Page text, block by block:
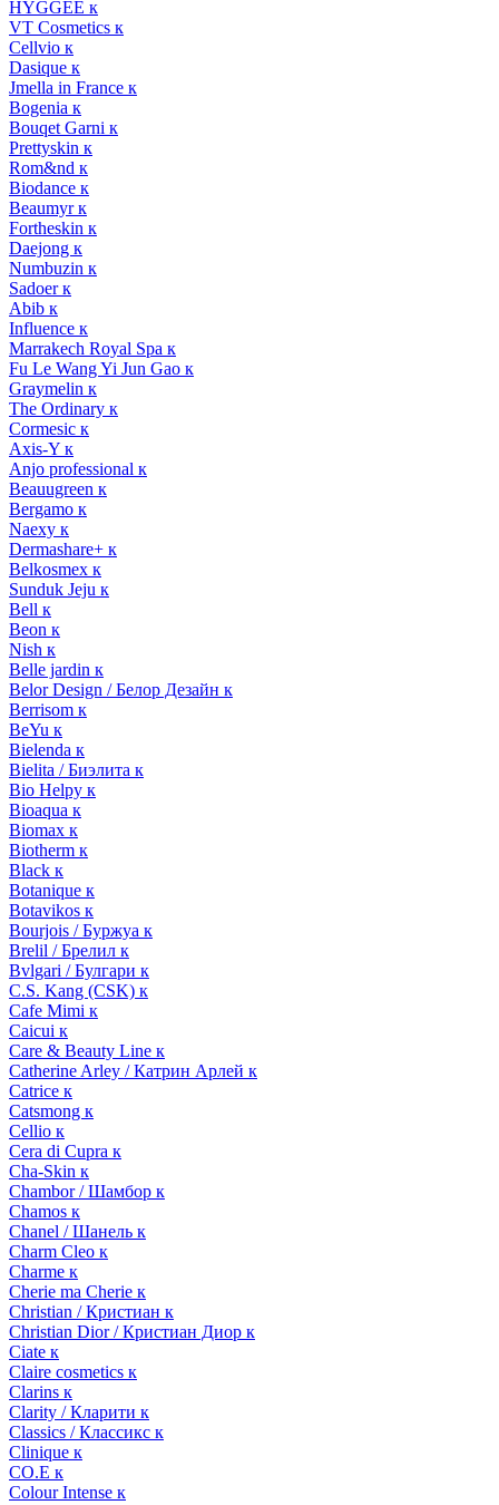
HYGGEE к
VT Cosmetics к
Cellvio к
Dasique к
Jmella in France к
Bogenia к
Bouqet Garni к
Prettyskin к
Rom&nd к
Biodance к
Beaumyr к
Fortheskin к
Daejong к
Numbuzin к
Sadoer к
Abib к
Influence к
Marrakech Royal Spa к
Fu Le Wang Yi Jun Gao к
Graymelin к
The Ordinary к
Cormesic к
Axis-Y к
Anjo professional к
Beauugreen к
Bergamo к
Naexy к
Dermashare+ к
Belkosmex к
Sunduk Jeju к
Bell к
Beon к
Nish к
Belle jardin к
Belor Design / Белор Дезайн к
Berrisom к
BeYu к
Bielenda к
Bielita / Биэлита к
Bio Helpy к
Bioaqua к
Biomax к
Biotherm к
Black к
Botanique к
Botavikos к
Bourjois / Буржуа к
Brelil / Брелил к
Bvlgari / Булгари к
C.S. Kang (CSK) к
Cafe Mimi к
Caicui к
Care & Beauty Line к
Catherine Arley / Катрин Арлей к
Catrice к
Catsmong к
Cellio к
Cera di Cupra к
Cha-Skin к
Chambor / Шамбор к
Chamos к
Chanel / Шанель к
Charm Cleo к
Charme к
Cherie ma Cherie к
Christian / Кристиан к
Christian Dior / Кристиан Диор к
Ciate к
Claire cosmetics к
Clarins к
Clarity / Кларити к
Classics / Классикс к
Clinique к
CO.E к
Colour Intense к